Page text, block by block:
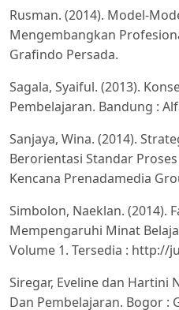
Rusman. (2014). Model-
Mengembangkan
Grafindo Persada.
Sagala, Syaiful. (2013).
Pembelajaran. Bandung :
Sanjaya, Wina. (2014).
Berorientasi Standar
Kencana Prenadamedia
Simbolon, Naeklan. (2014).
Mempengaruhi Minat
Volume 1. Tersedia : http://
Siregar, Eveline dan Hartini
Dan Pembelajaran. Bogor :